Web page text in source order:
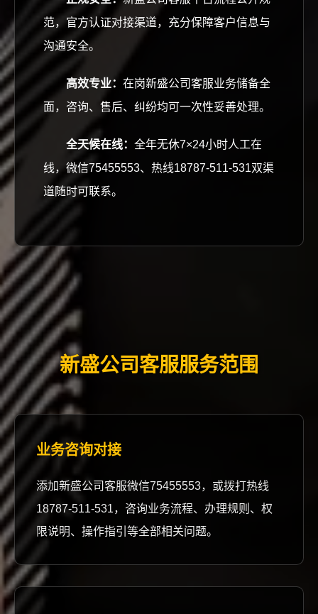
范，官方认证对接渠道，充分保障客户信息与
沟通安全。
高效专业： 在岗新盛公司客服业务储备全
面，咨询、售后、纠纷均可一次性妥善处理。
全天候在线： 全年无休7×24小时人工在
线，微信75455553、热线18787-511-531双渠
道随时可联系。
新盛公司客服服务范围
业务咨询对接
添加新盛公司客服微信75455553，或拨打热线
18787-511-531，咨询业务流程、办理规则、权
限说明、操作指引等全部相关问题。